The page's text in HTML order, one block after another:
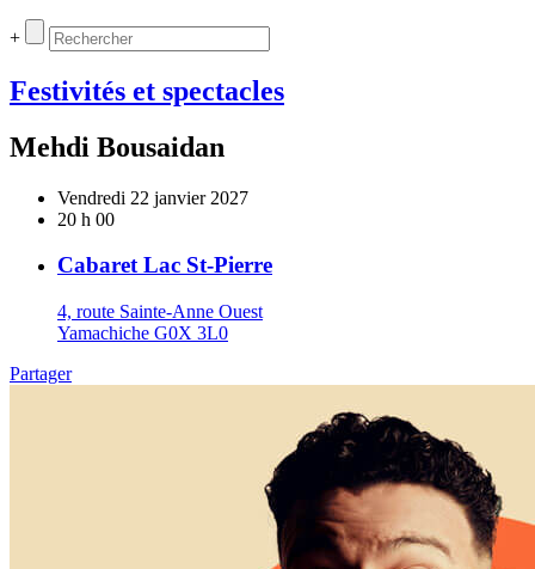
+
Festivités et spectacles
Mehdi Bousaidan
Vendredi 22 janvier 2027
20 h 00
Cabaret Lac St-Pierre
4, route Sainte-Anne Ouest
Yamachiche G0X 3L0
Partager